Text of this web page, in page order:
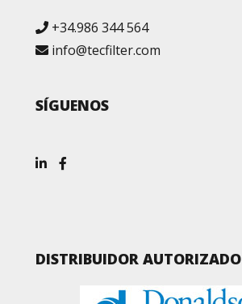
+34.986 344 564
info@tecfilter.com
SÍGUENOS
DISTRIBUIDOR AUTORIZADO